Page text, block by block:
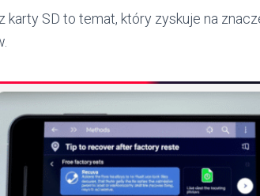
z karty SD to temat, który zyskuje na